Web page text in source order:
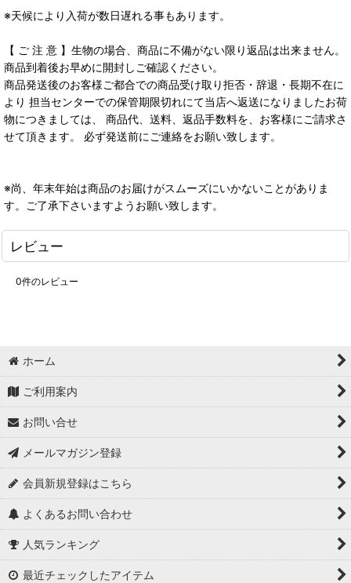
※天候により入荷が数日遅れる事もあります。
【 ご 注 意 】生物の場合、商品に不備がない限り返品は出来ません。
商品到着後お早めに開封しご確認ください。
商品発送後のお客様ご都合での商品受け取り拒否・辞退・長期不在に
より 担当センターでの保管期限切れにて当店へ返送になりましたお荷
物につきましては、 商品代、送料、返品手数料を、お客様にご請求さ
せて頂きます。 必ず発送前にご連絡をお願い致します。
※尚、年末年始は商品のお届けがスムーズにいかないことがありま
す。ご了承下さいますようお願い致します。
レビュー
0件のレビュー
ホーム
ご利用案内
お問い合せ
メールマガジン登録
会員新規登録はこちら
よくあるお問い合わせ
人気ランキング
最近チェックしたアイテム